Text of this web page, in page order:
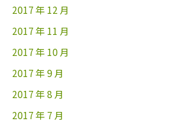
2017 年 12 月
2017 年 11 月
2017 年 10 月
2017 年 9 月
2017 年 8 月
2017 年 7 月